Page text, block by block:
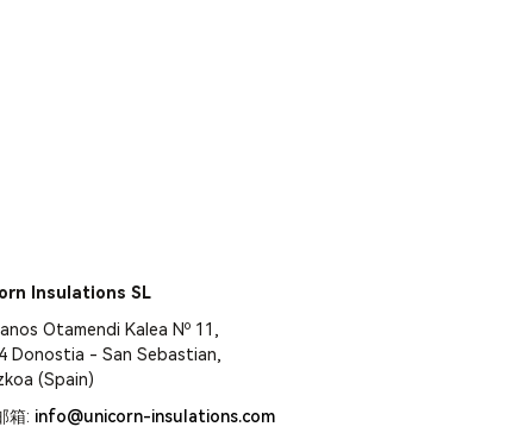
Insulations SL
Otamendi Kalea Nº 11,
Donostia - San Sebastian,
(Spain)
箱: info@unicorn-insulations.com